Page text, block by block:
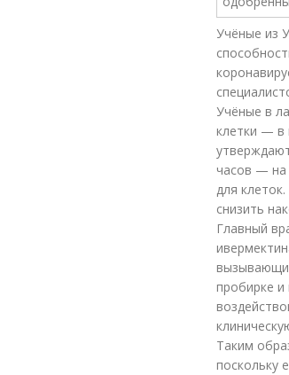
Учёные из
Учёные в
клетки — в
часов — на
для
снизить
Главный
пробирке и
Таким
поскольку